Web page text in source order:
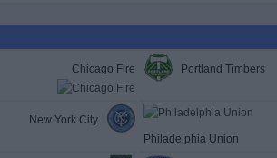
Chicago Fire Portland Timbers
New York City
Philadelphia Union